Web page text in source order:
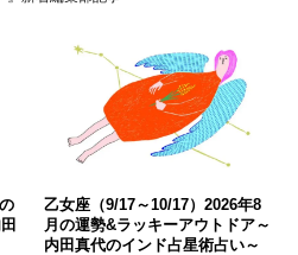
乙女座（9/17～10/17）2026年8
月の運勢&ラッキーアウトドア～
内田真代のインド占星術占い～